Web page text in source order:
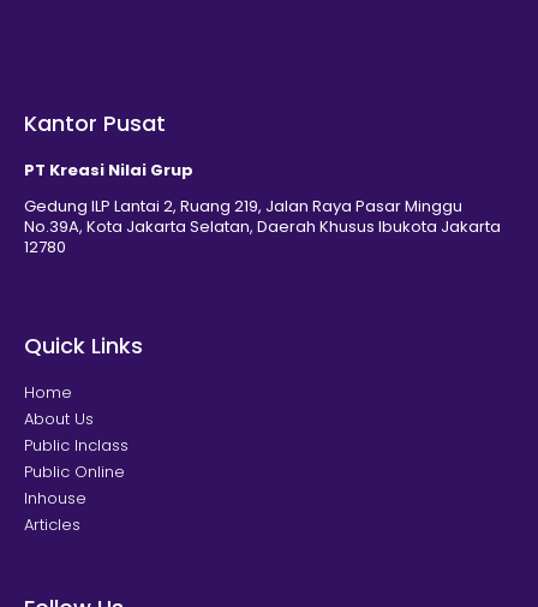
Kantor Pusat
PT Kreasi Nilai Grup
Gedung ILP Lantai 2, Ruang 219, Jalan Raya Pasar Minggu
No.39A, Kota Jakarta Selatan, Daerah Khusus Ibukota Jakarta
12780
Quick Links
Home
About Us
Public Inclass
Public Online
Inhouse
Articles